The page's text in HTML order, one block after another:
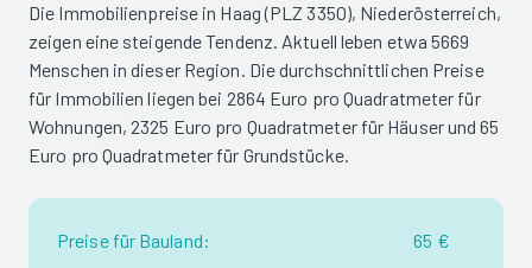
Die Immobilienpreise in Haag (PLZ 3350), Niederösterreich,
zeigen eine steigende Tendenz. Aktuell leben etwa 5669
Menschen in dieser Region. Die durchschnittlichen Preise
für Immobilien liegen bei 2864 Euro pro Quadratmeter für
Wohnungen, 2325 Euro pro Quadratmeter für Häuser und 65
Euro pro Quadratmeter für Grundstücke.
Preise für Bauland:
65 €